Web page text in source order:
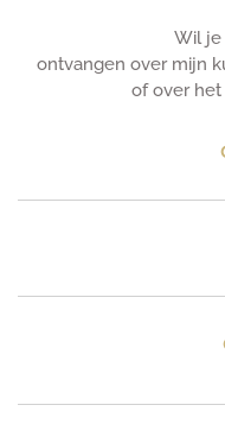
Wil je
ontvangen over mijn
of over het